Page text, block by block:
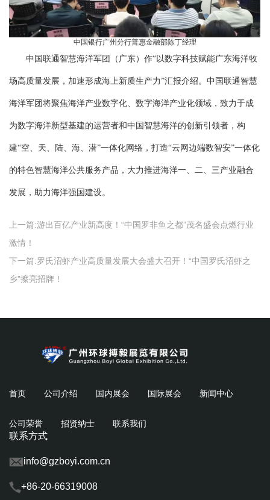
中国银行广州分行普惠金融部陈丁经理
中国联通智慧海洋军团（广东）作“以数字科技赋能广东海洋牧
场高质量发展，加速形成海上新质生产力”汇报介绍。中国联通智慧
海洋军团将聚焦海洋产业数字化、数字海洋产业化领域，致力于成
为数字海洋新型基建的运营者和中国智慧海洋的创新引领者，构
建“空、天、陆、海、潜”一体化网络，打造“云网边端数智安”一体化
的特色智慧海洋公共服务产品，大力推进海洋一、二、三产业融合
发展，助力海洋强国建设。
上一篇:游出百亿产业新高度！“中国罗非鱼之都”茂名盛会点燃行业
激情！
下一篇:罗氏沼虾产业高质量发展大会盛大召开！“中国罗氏沼虾之
乡”擦亮招牌！
首页 公司介绍 国内展会 国际展会 新闻中心
公司荣誉 招贤纳士 联系我们
联系方式
info@gzboyi.com.cn
+86-20-66319008